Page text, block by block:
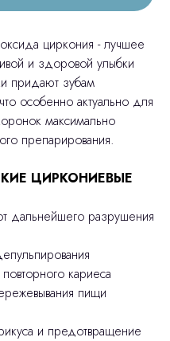
циркония - лучшее
и здоровой улыбки
придают зубам
особенно актуально для
максимально
препарирования.
ЦИРКОНИЕВЫЕ
дальнейшего разрушения
кариеса
пищи
и предотвращение